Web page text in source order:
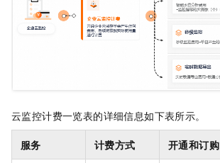
云监控计费一览表的详细信息如下表所示。
服务 计费方式 开通和订购